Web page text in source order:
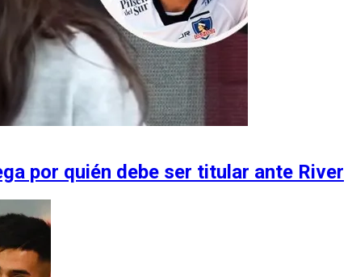
por quién debe ser titular ante River